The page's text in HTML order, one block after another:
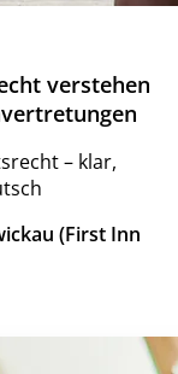
verstehen
– klar,
(First Inn